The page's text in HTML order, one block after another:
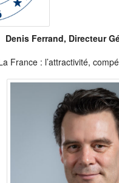
Denis Ferrand, Directeur
France : l’attractivité,